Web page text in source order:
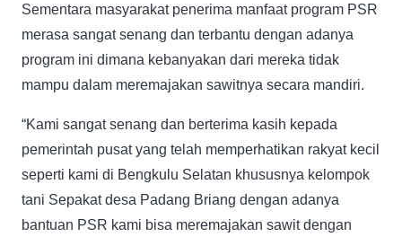
Sementara masyarakat penerima manfaat program PSR
merasa sangat senang dan terbantu dengan adanya
program ini dimana kebanyakan dari mereka tidak
mampu dalam meremajakan sawitnya secara mandiri.
“Kami sangat senang dan berterima kasih kepada
pemerintah pusat yang telah memperhatikan rakyat kecil
seperti kami di Bengkulu Selatan khususnya kelompok
tani Sepakat desa Padang Briang dengan adanya
bantuan PSR kami bisa meremajakan sawit dengan